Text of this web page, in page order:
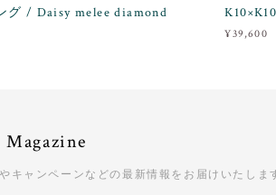
グ / Daisy melee diamond
¥39,600
キャンペーンなどの最新情報をお届けいたしま